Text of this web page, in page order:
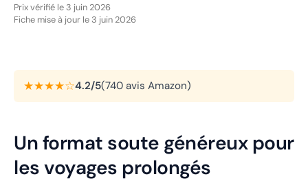
Prix vérifié le 3 juin 2026
Fiche mise à jour le 3 juin 2026
★★★★☆4.2/5(740 avis Amazon)
Un format soute généreux pour
les voyages prolongés